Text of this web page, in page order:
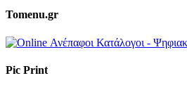
Tomenu.gr
Pic Print